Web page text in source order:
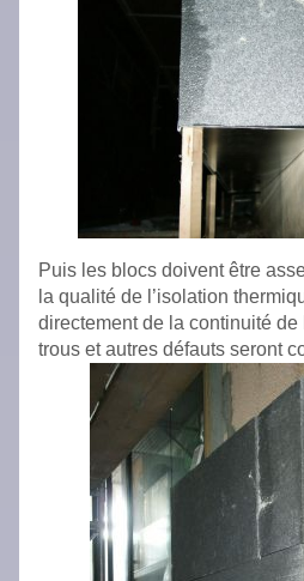
Puis les blocs doivent être
la qualité de l’isolation
directement de la continuité de
trous et autres défauts seront